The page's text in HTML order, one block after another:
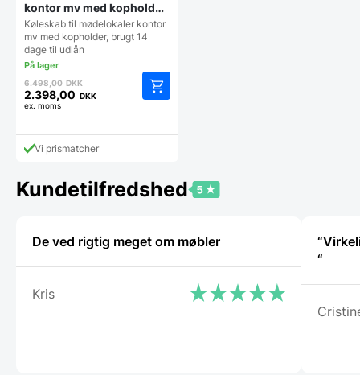
kontor mv med kopholder,
brugt 14 dage til udlån
Køleskab til mødelokaler kontor
mv med kopholder, brugt 14
dage til udlån
6.498,00DKKDen
oprindelige
6.498,00 DKK.
2.398,00 DKK
Den
pris
er:
ex. moms
Vi prismatcher
Kundetilfredshed
De ved rigtig meget om møbler
Kris
“